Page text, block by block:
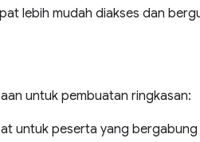
lebih mudah diakses dan
untuk pembuatan ringkasan:
untuk peserta yang